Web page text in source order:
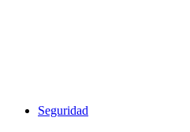
Seguridad